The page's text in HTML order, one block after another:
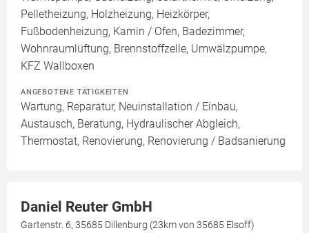
Pelletheizung, Holzheizung, Heizkörper,
Fußbodenheizung, Kamin / Ofen, Badezimmer,
Wohnraumlüftung, Brennstoffzelle, Umwälzpumpe,
KFZ Wallboxen
ANGEBOTENE TÄTIGKEITEN
Wartung, Reparatur, Neuinstallation / Einbau,
Austausch, Beratung, Hydraulischer Abgleich,
Thermostat, Renovierung, Renovierung / Badsanierung
Daniel Reuter GmbH
Gartenstr. 6, 35685 Dillenburg (23km von 35685 Elsoff)